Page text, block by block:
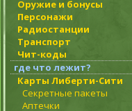
Оружие и бонусы
Персонажи
Радиостанции
Транспорт
Чит-коды
где что лежит?
Карты Либерти-Сити
Секретные пакеты
Аптечки